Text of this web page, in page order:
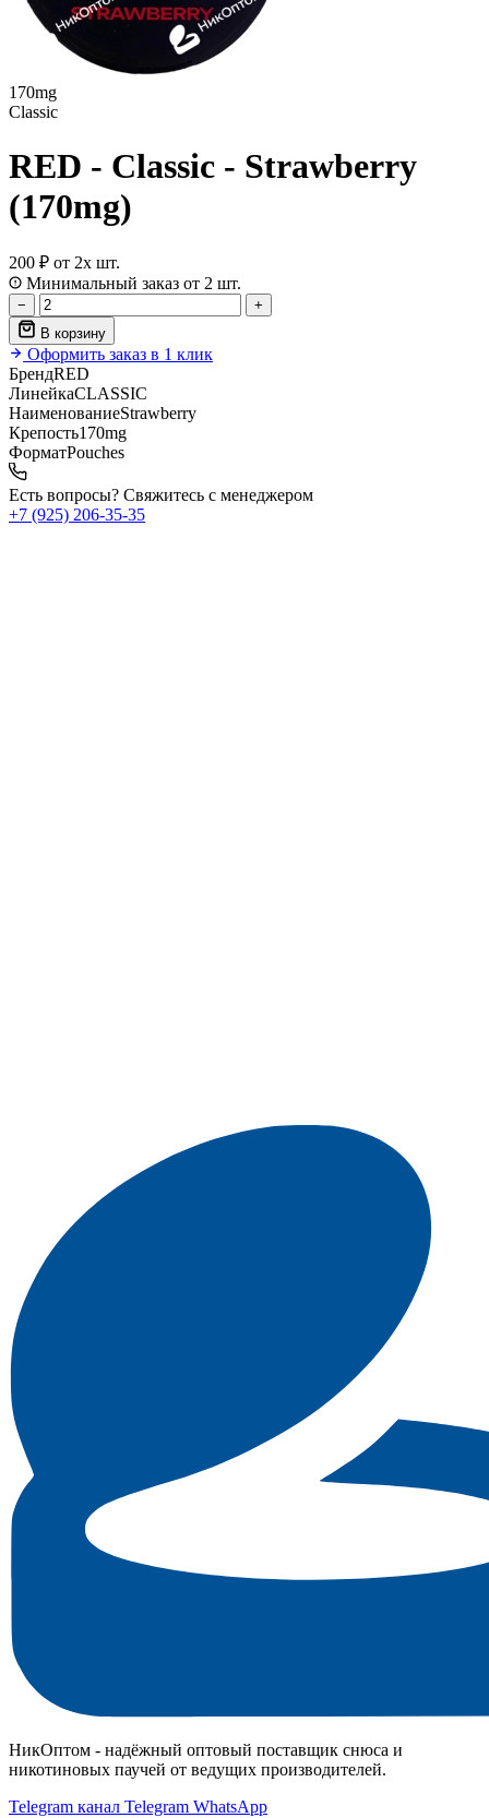
170mg
Classic
RED - Classic - Strawberry
(170mg)
200 ₽ от 2х шт.
Минимальный заказ от 2 шт.
−
+
В корзину
Оформить заказ в 1 клик
БрендRED
ЛинейкаCLASSIC
НаименованиеStrawberry
Крепость170mg
ФорматPouches
Есть вопросы? Свяжитесь с менеджером
+7 (925) 206‑35‑35
НикОптом - надёжный оптовый поставщик снюса и
никотиновых паучей от ведущих производителей.
Telegram канал Telegram WhatsApp